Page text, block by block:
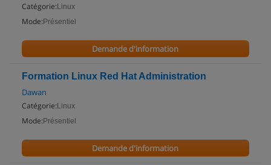
Catégorie: Linux
Mode: Présentiel
Demande d'information
Formation Linux Red Hat Administration
Dawan
Catégorie: Linux
Mode: Présentiel
Demande d'information